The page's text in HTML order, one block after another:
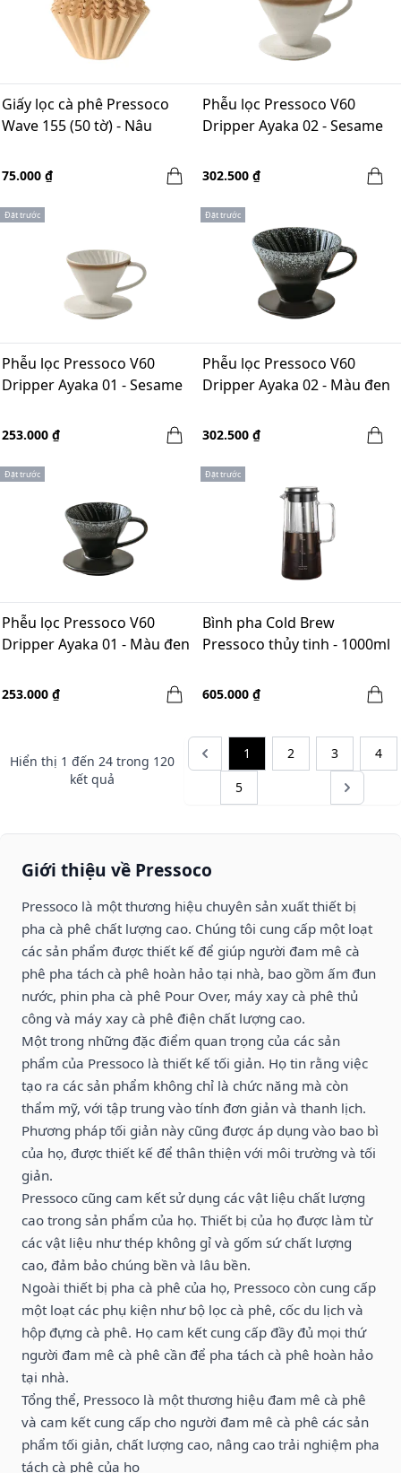
Giấy lọc cà phê Pressoco
Wave 155 (50 tờ) - Nâu
75.000 ₫
Phễu lọc Pressoco V60
Dripper Ayaka 02 - Sesame
302.500 ₫
Đặt trước
Phễu lọc Pressoco V60
Dripper Ayaka 01 - Sesame
253.000 ₫
Đặt trước
Phễu lọc Pressoco V60
Dripper Ayaka 02 - Màu đen
302.500 ₫
Đặt trước
Phễu lọc Pressoco V60
Dripper Ayaka 01 - Màu đen
253.000 ₫
Đặt trước
Bình pha Cold Brew
Pressoco thủy tinh - 1000ml
605.000 ₫
Hiển thị 1 đến 24trong 120
kết quả
1 2 3
4
5
Giới thiệu về Pressoco
Pressoco là một thương hiệu chuyên sản xuất thiết bị
pha cà phê chất lượng cao. Chúng tôi cung cấp một loạt
các sản phẩm được thiết kế để giúp người đam mê cà
phê pha tách cà phê hoàn hảo tại nhà, bao gồm ấm đun
nước, phin pha cà phê Pour Over, máy xay cà phê thủ
công và máy xay cà phê điện chất lượng cao.
Một trong những đặc điểm quan trọng của các sản
phẩm của Pressoco là thiết kế tối giản. Họ tin rằng việc
tạo ra các sản phẩm không chỉ là chức năng mà còn
thẩm mỹ, với tập trung vào tính đơn giản và thanh lịch.
Phương pháp tối giản này cũng được áp dụng vào bao bì
của họ, được thiết kế để thân thiện với môi trường và tối
giản.
Pressoco cũng cam kết sử dụng các vật liệu chất lượng
cao trong sản phẩm của họ. Thiết bị của họ được làm từ
các vật liệu như thép không gỉ và gốm sứ chất lượng
cao, đảm bảo chúng bền và lâu bền.
Ngoài thiết bị pha cà phê của họ, Pressoco còn cung cấp
một loạt các phụ kiện như bộ lọc cà phê, cốc du lịch và
hộp đựng cà phê. Họ cam kết cung cấp đầy đủ mọi thứ
người đam mê cà phê cần để pha tách cà phê hoàn hảo
tại nhà.
Tổng thể, Pressoco là một thương hiệu đam mê cà phê
và cam kết cung cấp cho người đam mê cà phê các sản
phẩm tối giản, chất lượng cao, nâng cao trải nghiệm pha
tách cà phê của họ